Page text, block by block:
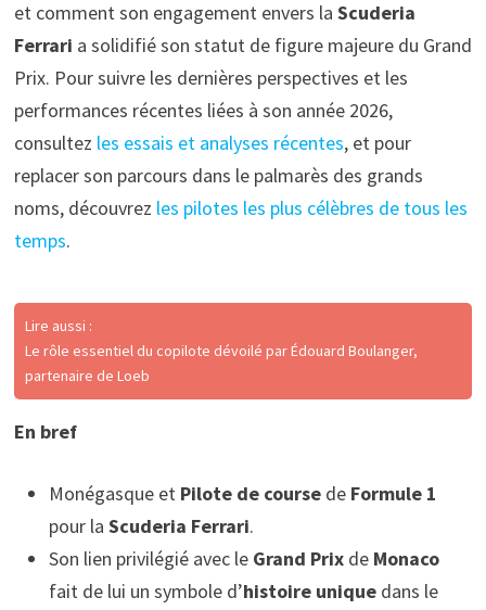
et comment son engagement envers la Scuderia
Ferrari a solidifié son statut de figure majeure du Grand
Prix. Pour suivre les dernières perspectives et les
performances récentes liées à son année 2026,
consultez les essais et analyses récentes, et pour
replacer son parcours dans le palmarès des grands
noms, découvrez les pilotes les plus célèbres de tous les
temps.
Lire aussi :
Le rôle essentiel du copilote dévoilé par Édouard Boulanger,
partenaire de Loeb
En bref
Monégasque et Pilote de coursede Formule 1
pour la Scuderia Ferrari.
Son lien privilégié avec le Grand Prixde Monaco
fait de lui un symbole d’histoire uniquedans le